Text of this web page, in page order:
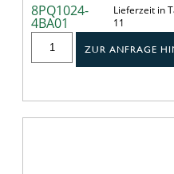
8PQ1024-
4BA01
Lieferzeit in
11
ZUR ANFRAGE